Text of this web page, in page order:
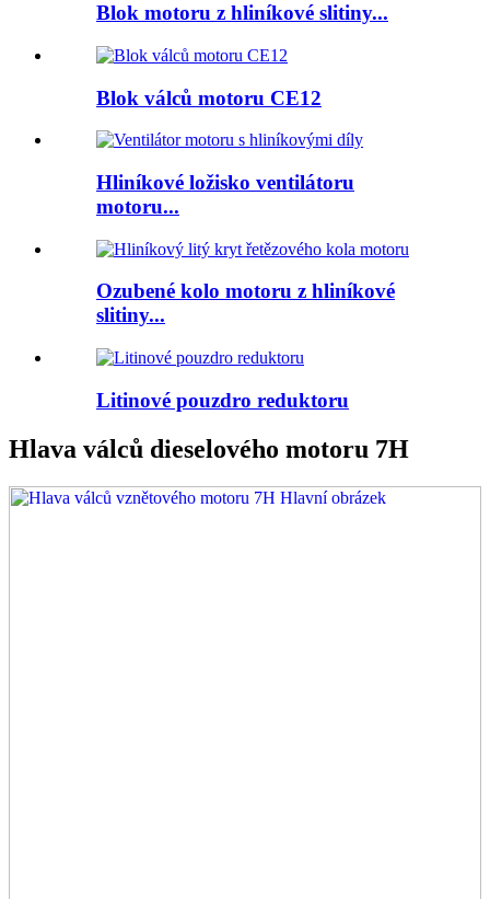
Blok motoru z hliníkové slitiny...
Blok válců motoru CE12
Hliníkové ložisko ventilátoru
motoru...
Ozubené kolo motoru z hliníkové
slitiny...
Litinové pouzdro reduktoru
Hlava válců dieselového motoru 7H